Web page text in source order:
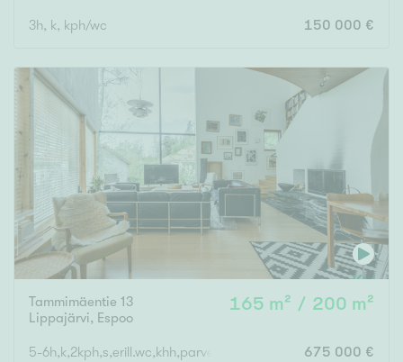
3h, k, kph/wc 150 000 €
Tammimäentie 13
Lippajärvi, Espoo
165 m² / 200 m²
5-6h,k,2kph,s,erill.wc,khh,parveke,terassi+varasto 35m2
675 000 €